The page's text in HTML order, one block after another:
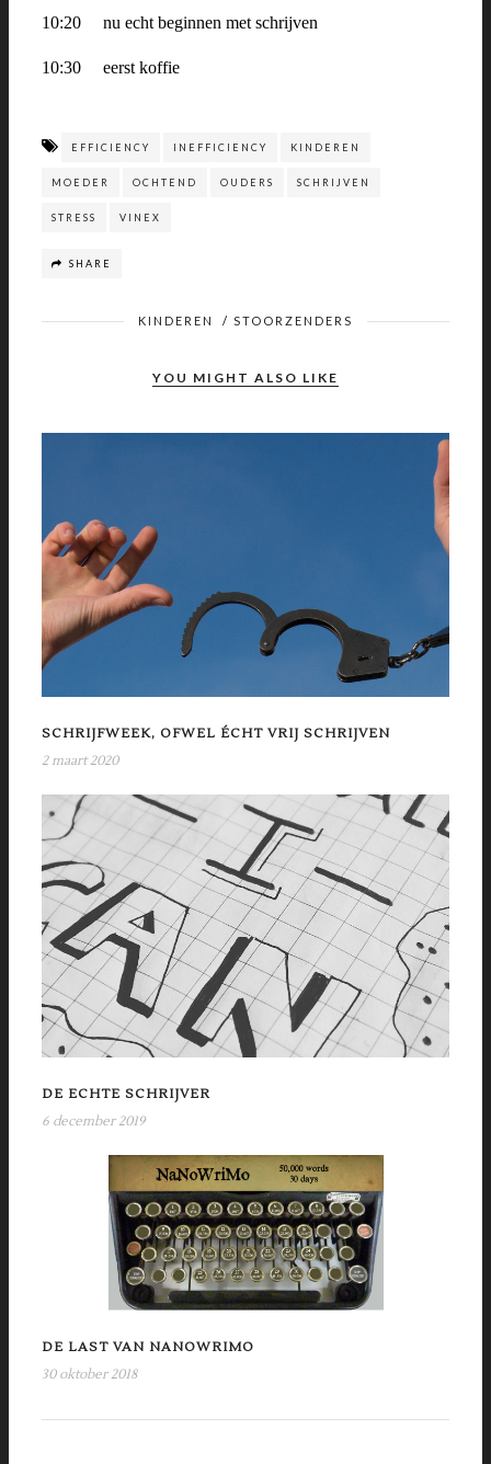
10:20 nu echt beginnen met schrijven
10:30 eerst koffie
EFFICIENCY INEFFICIENCY KINDEREN
MOEDER OCHTEND OUDERS SCHRIJVEN
STRESS VINEX
SHARE
KINDEREN / STOORZENDERS
YOU MIGHT ALSO LIKE
SCHRIJFWEEK, OFWEL ÉCHT VRIJ SCHRIJVEN
2 maart 2020
DE ECHTE SCHRIJVER
6 december 2019
DE LAST VAN NANOWRIMO
30 oktober 2018